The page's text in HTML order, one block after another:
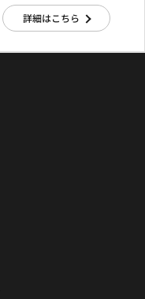
詳細はこちら